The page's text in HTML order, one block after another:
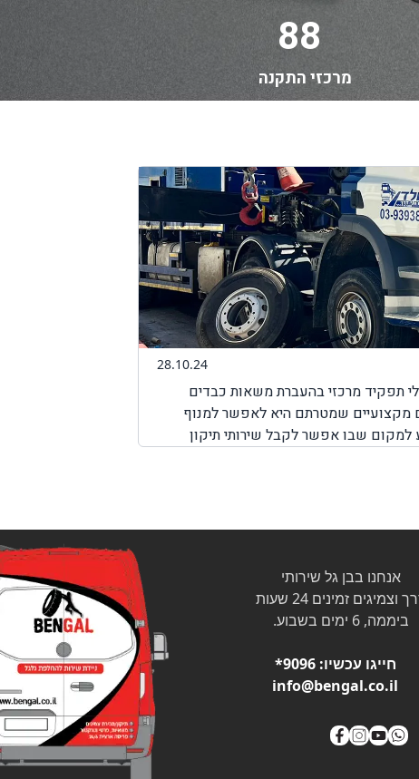
88
מרכזי התקנה
28.10.24
תפקיד מרכזי בהעברת משאות כבדים
מקצועיים שמטרתם היא לאפשר למנוף
למקום שבו אפשר לקבל שירותי תיקון
אנחנו בבן גל שירותי
וצמיגים זמינים 24 שעות
ביממה, 6 ימים בשבוע.
חייגו עכשיו:9096*
info@bengal.co.il